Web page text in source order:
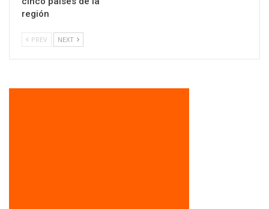
región
PREV NEXT